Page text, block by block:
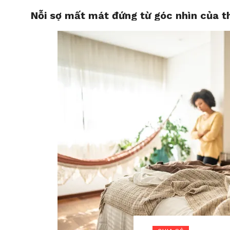
HOME
Nỗi sợ mất mát đứng từ góc nhìn của